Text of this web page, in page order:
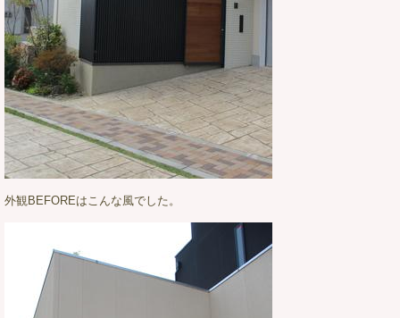
外観BEFOREはこんな風でした。